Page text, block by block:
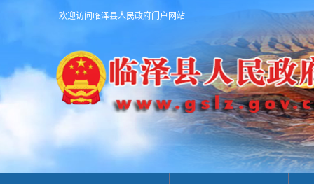
欢迎访问临泽县人民政府门户网站